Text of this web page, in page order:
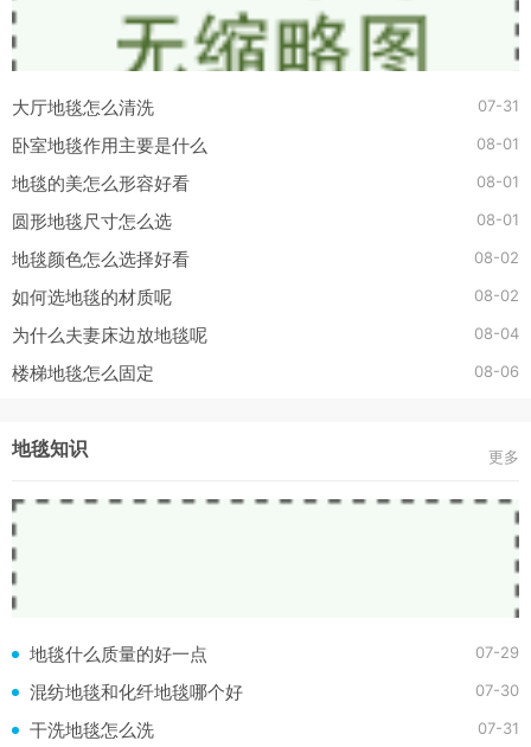
大厅地毯怎么清洗 07-31
卧室地毯作用主要是什么 08-01
地毯的美怎么形容好看 08-01
圆形地毯尺寸怎么选 08-01
地毯颜色怎么选择好看 08-02
如何选地毯的材质呢 08-02
为什么夫妻床边放地毯呢 08-04
楼梯地毯怎么固定 08-06
地毯知识 更多
地毯什么质量的好一点 07-29
混纺地毯和化纤地毯哪个好 07-30
干洗地毯怎么洗 07-31